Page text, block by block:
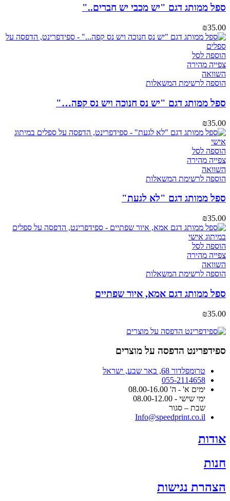
ספל ממותג דגם "יש מכבי יש חברים.."
₪35.00
הוספה לסל
צפייה מהירה
השוואה
הוספה לרשימת המשאלות
ספל ממותג דגם "יש נס חנוכה ויש נס קפה…"
₪35.00
הוספה לסל
צפייה מהירה
השוואה
הוספה לרשימת המשאלות
ספל ממותג דגם "לא לגעת"
₪35.00
הוספה לסל
צפייה מהירה
השוואה
הוספה לרשימת המשאלות
ספל ממותג דגם אמא, איור שפתיים
₪35.00
ספידפרינט הדפסה על מוצרים
טרומפלדור 68, באר שבע, ישראל
055-2114658
ימים א' - ה' 08.00-16.00
ימי שישי - 08.00-12.00
שבת – סגור
Info@speedprint.co.il
אודות
חנות
הצהרת נגישות